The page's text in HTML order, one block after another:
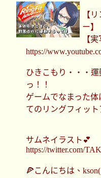
【
ー
【実
https://
ひきこもり・・・
っ！！
ゲームでなまった
てのリングフィット
サムネイラスト💕
https://twitter.com/
🍕こんにちは、